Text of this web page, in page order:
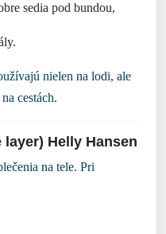
sedia pod bundou,
nielen na lodi, ale
cestách.
Helly Hansen
na tele. Pri